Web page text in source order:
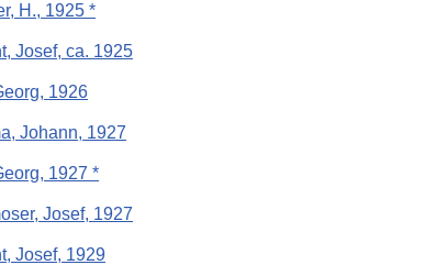
H., 1925 *
Josef, ca. 1925
1926
Johann, 1927
1927 *
Josef, 1927
Josef, 1929